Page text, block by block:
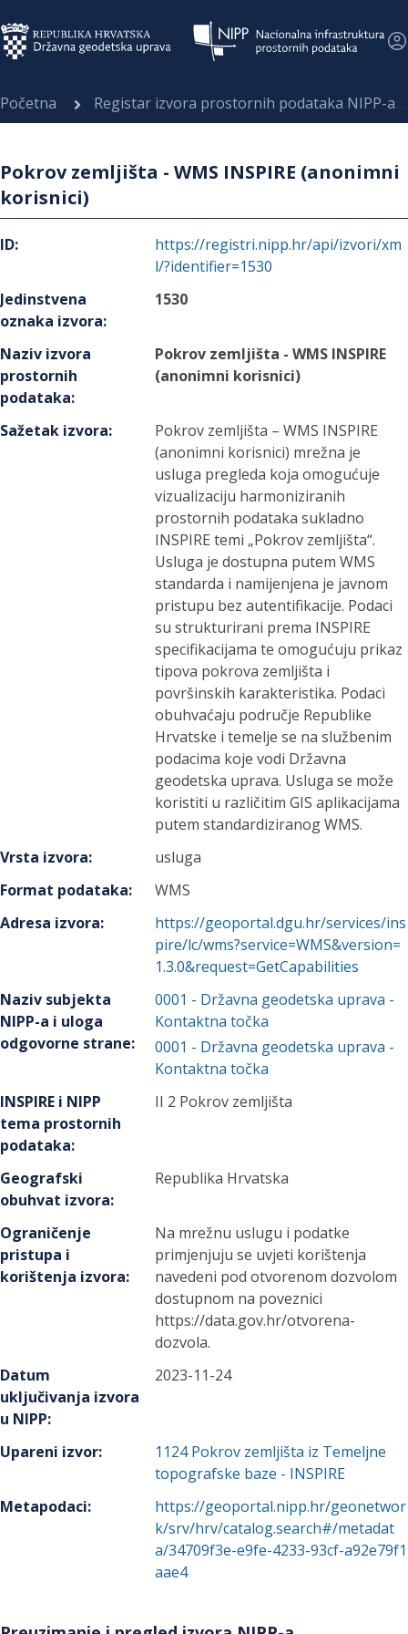
Početna Registar izvora prostornih podataka NIPP-a
Pokrov zemljišta - WMS INSPIRE (anonimni
korisnici)
ID:
https://registri.nipp.hr/api/izvori/xm
l/?identifier=1530
Jedinstvena
oznaka izvora:
1530
Naziv izvora
prostornih
podataka:
Pokrov zemljišta - WMS INSPIRE
(anonimni korisnici)
Sažetak izvora:
Pokrov zemljišta – WMS INSPIRE
(anonimni korisnici) mrežna je
usluga pregleda koja omogućuje
vizualizaciju harmoniziranih
prostornih podataka sukladno
INSPIRE temi „Pokrov zemljišta“.
Usluga je dostupna putem WMS
standarda i namijenjena je javnom
pristupu bez autentifikacije. Podaci
su strukturirani prema INSPIRE
specifikacijama te omogućuju prikaz
tipova pokrova zemljišta i
površinskih karakteristika. Podaci
obuhvaćaju područje Republike
Hrvatske i temelje se na službenim
podacima koje vodi Državna
geodetska uprava. Usluga se može
koristiti u različitim GIS aplikacijama
putem standardiziranog WMS.
Vrsta izvora:
usluga
Format podataka:
WMS
Adresa izvora:
https://geoportal.dgu.hr/services/ins
pire/lc/wms?service=WMS&version=
1.3.0&request=GetCapabilities
Naziv subjekta
NIPP-a i uloga
odgovorne strane:
0001 - Državna geodetska uprava -
Kontaktna točka
0001 - Državna geodetska uprava -
Kontaktna točka
INSPIRE i NIPP
tema prostornih
podataka:
II 2 Pokrov zemljišta
Geografski
obuhvat izvora:
Republika Hrvatska
Ograničenje
pristupa i
korištenja izvora:
Na mrežnu uslugu i podatke
primjenjuju se uvjeti korištenja
navedeni pod otvorenom dozvolom
dostupnom na poveznici
https://data.gov.hr/otvorena-
dozvola.
Datum
uključivanja izvora
u NIPP:
2023-11-24
Upareni izvor: 1124 Pokrov zemljišta iz Temeljne
topografske baze - INSPIRE
Metapodaci:
https://geoportal.nipp.hr/geonetwor
k/srv/hrv/catalog.search#/metadat
a/34709f3e-e9fe-4233-93cf-a92e79f1
aae4